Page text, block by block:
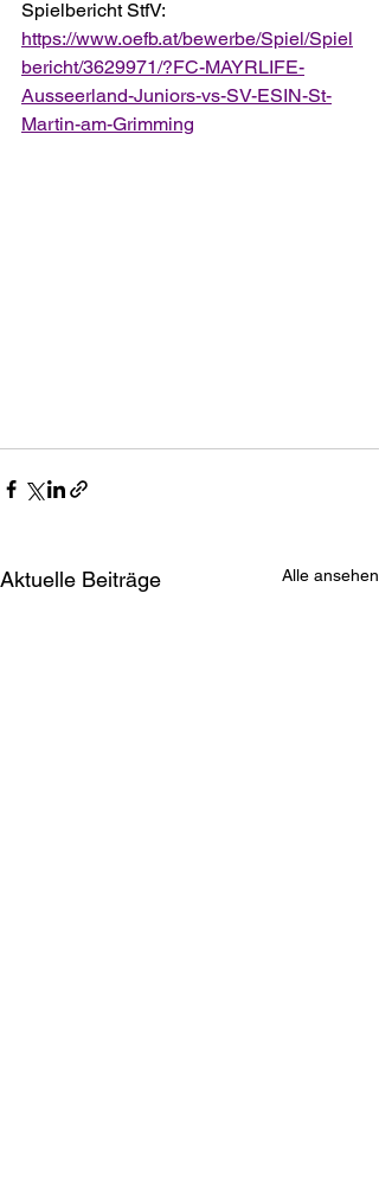
Spielbericht StfV:
https://www.oefb.at/bewerbe/Spiel/Spiel
bericht/3629971/?FC-MAYRLIFE-
Ausseerland-Juniors-vs-SV-ESIN-St-
Martin-am-Grimming
Aktuelle Beiträge Alle ansehen